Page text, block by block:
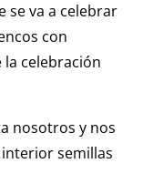
se va a celebrar
con
celebración
noso­tros y nos
semillas